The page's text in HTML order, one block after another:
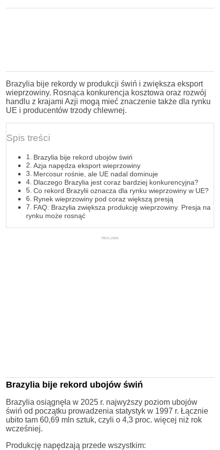
Brazylia bije rekordy w produkcji świń i zwiększa eksport
wieprzowiny. Rosnąca konkurencja kosztowa oraz rozwój
handlu z krajami Azji mogą mieć znaczenie także dla rynku
UE i producentów trzody chlewnej.
Spis treści
Brazylia bije rekord ubojów świń
Azja napędza eksport wieprzowiny
Mercosur rośnie, ale UE nadal dominuje
Dlaczego Brazylia jest coraz bardziej konkurencyjna?
Co rekord Brazylii oznacza dla rynku wieprzowiny w UE?
Rynek wieprzowiny pod coraz większą presją
FAQ: Brazylia zwiększa produkcję wieprzowiny. Presja na
rynku może rosnąć
REKLAMA
Brazylia bije rekord ubojów świń
Brazylia osiągnęła w 2025 r. najwyższy poziom ubojów
świń od początku prowadzenia statystyk w 1997 r. Łącznie
ubito tam 60,69 mln sztuk, czyli o 4,3 proc. więcej niż rok
wcześniej.
Produkcję napędzają przede wszystkim: